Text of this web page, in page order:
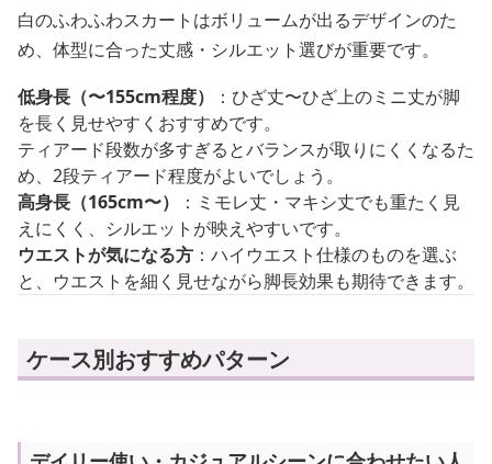
白のふわふわスカートはボリュームが出るデザインのた
め、体型に合った丈感・シルエット選びが重要です。
低身長（〜155cm程度）
：ひざ丈〜ひざ上のミニ丈が脚
を長く見せやすくおすすめです。
ティアード段数が多すぎるとバランスが取りにくくなるた
め、2段ティアード程度がよいでしょう。
高身長（165cm〜）
：ミモレ丈・マキシ丈でも重たく見
えにくく、シルエットが映えやすいです。
ウエストが気になる方 ：ハイウエスト仕様のものを選ぶ
と、ウエストを細く見せながら脚長効果も期待できます。
ケース別おすすめパターン